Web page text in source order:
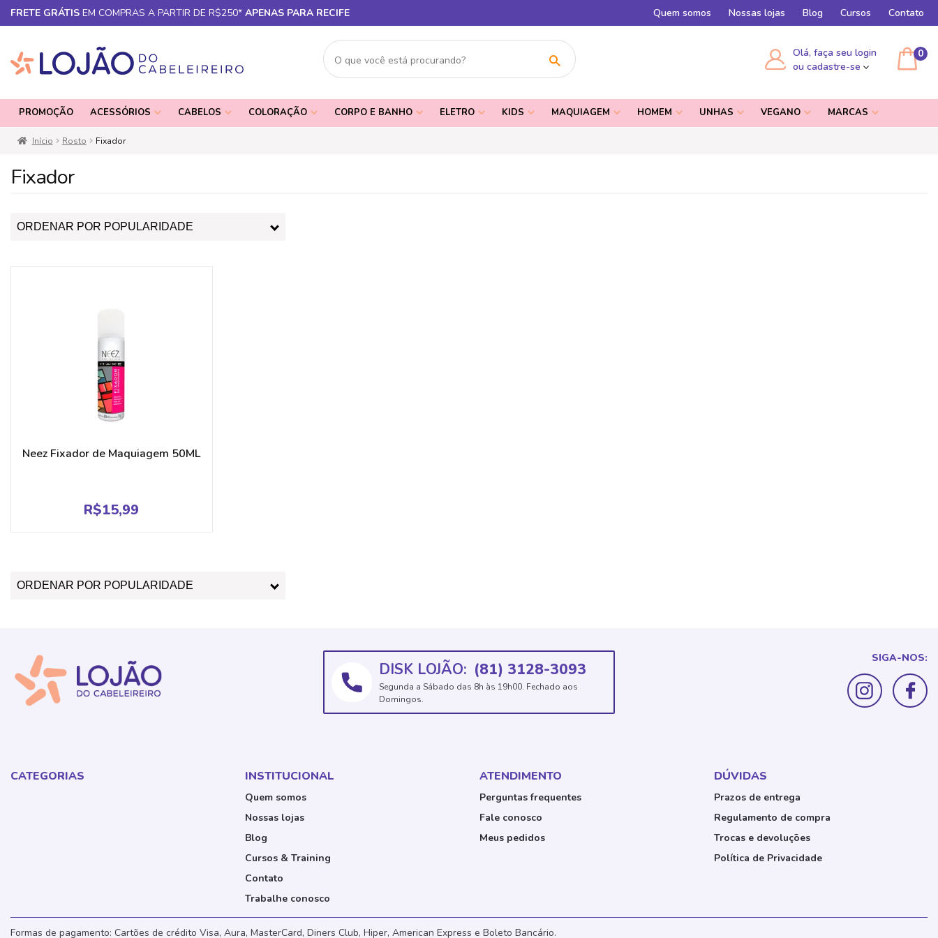
FRETE GRÁTIS EM COMPRAS A PARTIR DE R$250* APENAS PARA RECIFE Quem somos Nossas lojas Blog Cursos Contato
Olá, faça seu login
ou cadastre-se
0
para
navegação
para
o
conteúdo
PROMOÇÃO ACESSÓRIOS CABELOS COLORAÇÃO CORPO E BANHO ELETRO KIDS MAQUIAGEM HOMEM UNHAS VEGANO MARCAS
Início Rosto Fixador
Fixador
Neez Fixador de Maquiagem 50ML
R$15,99
DISK LOJÃO: (81) 3128-3093
Segunda a Sábado das 8h às 19h00. Fechado aos
Domingos.
SIGA-NOS:
CATEGORIAS INSTITUCIONAL
Quem somos
Nossas lojas
Blog
Cursos & Training
Contato
Trabalhe conosco
ATENDIMENTO
Perguntas frequentes
Fale conosco
Meus pedidos
DÚVIDAS
Prazos de entrega
Regulamento de compra
Trocas e devoluções
Política de Privacidade
Formas de pagamento: Cartões de crédito Visa, Aura, MasterCard, Diners Club, Hiper, American Express e Boleto Bancário.